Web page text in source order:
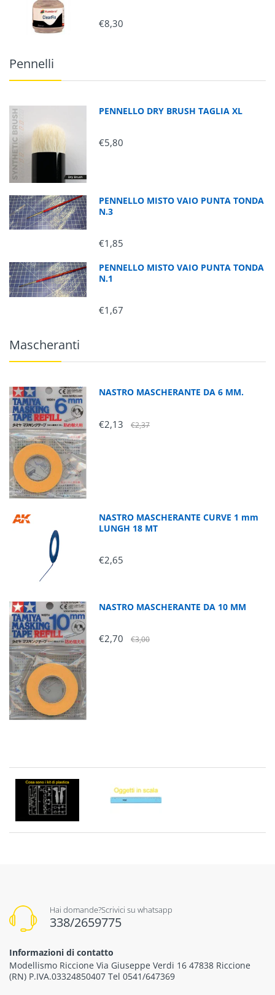
€8,30
Pennelli
PENNELLO DRY BRUSH TAGLIA XL
€5,80
PENNELLO MISTO VAIO PUNTA TONDA
N.3
€1,85
PENNELLO MISTO VAIO PUNTA TONDA
N.1
€1,67
Mascheranti
NASTRO MASCHERANTE DA 6 MM.
€2,13 €2,37
NASTRO MASCHERANTE CURVE 1 mm
LUNGH 18 MT
€2,65
NASTRO MASCHERANTE DA 10 MM
€2,70 €3,00
Hai domande?Scrivici su whatsapp
338/2659775
Informazioni di contatto
Modellismo Riccione Via Giuseppe Verdi 16 47838 Riccione
(RN) P.IVA.03324850407 Tel 0541/647369